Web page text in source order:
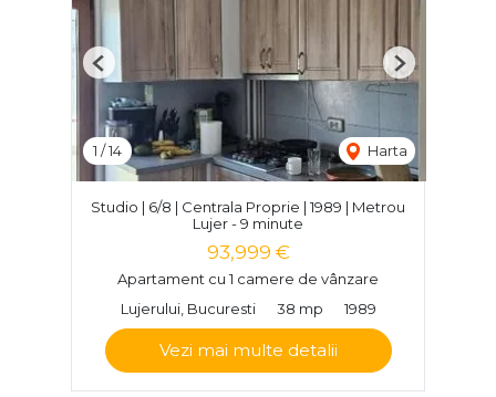
1 /14 Harta
Previous Next
Studio | 6/8 | Centrala Proprie | 1989 | Metrou
Lujer - 9 minute
93,999 €
Apartament cu 1 camere de vânzare
Lujerului, Bucuresti
38 mp 1989
Vezi mai multe detalii